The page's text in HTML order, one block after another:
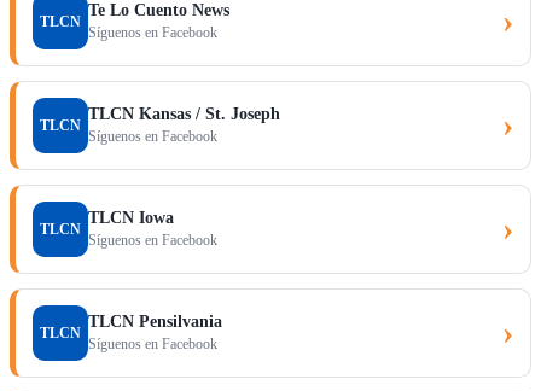
TLCN
Te Lo Cuento News
Síguenos en Facebook ›
TLCN
TLCN Kansas / St. Joseph
Síguenos en Facebook ›
TLCN
TLCN Iowa
Síguenos en Facebook ›
TLCN
TLCN Pensilvania
Síguenos en Facebook ›